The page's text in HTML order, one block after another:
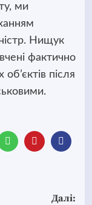
ми
Нищук
фактично
після
Далі: